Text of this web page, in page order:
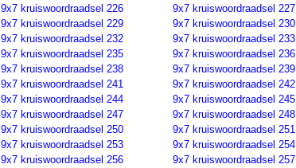
9x7 kruiswoordraadsel 226
9x7 kruiswoordraadsel 227
9x7 kruiswoordraadsel 229
9x7 kruiswoordraadsel 230
9x7 kruiswoordraadsel 232
9x7 kruiswoordraadsel 233
9x7 kruiswoordraadsel 235
9x7 kruiswoordraadsel 236
9x7 kruiswoordraadsel 238
9x7 kruiswoordraadsel 239
9x7 kruiswoordraadsel 241
9x7 kruiswoordraadsel 242
9x7 kruiswoordraadsel 244
9x7 kruiswoordraadsel 245
9x7 kruiswoordraadsel 247
9x7 kruiswoordraadsel 248
9x7 kruiswoordraadsel 250
9x7 kruiswoordraadsel 251
9x7 kruiswoordraadsel 253
9x7 kruiswoordraadsel 254
9x7 kruiswoordraadsel 256
9x7 kruiswoordraadsel 257